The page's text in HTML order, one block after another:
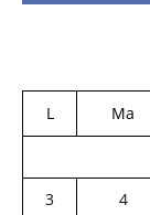
L Ma
3
4